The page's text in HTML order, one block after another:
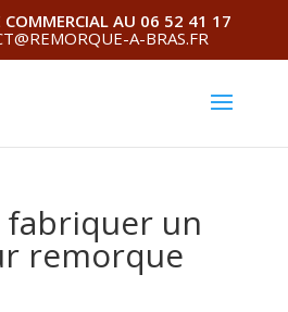
COMMERCIAL AU 06 52 41 17
A-BRAS.FR
un
remorque